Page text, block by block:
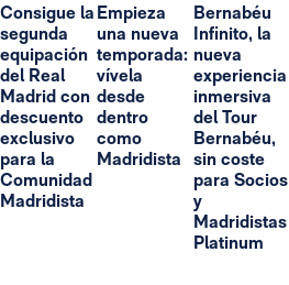
Consigue la
segunda
equipación
del Real
Madrid con
descuento
exclusivo
para la
Comunidad
Madridista
Empieza
una nueva
temporada:
vívela
desde
dentro
como
Madridista
Bernabéu
Infinito, la
nueva
experiencia
inmersiva
del Tour
Bernabéu,
sin coste
para Socios
y
Madridistas
Platinum